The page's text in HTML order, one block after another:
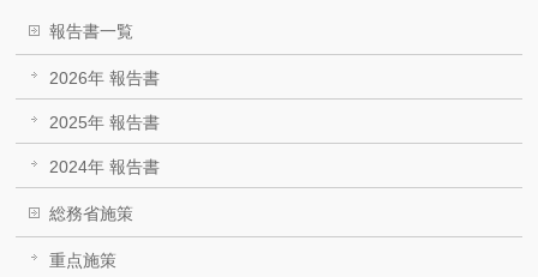
報告書一覧
2026年 報告書
2025年 報告書
2024年 報告書
総務省施策
重点施策